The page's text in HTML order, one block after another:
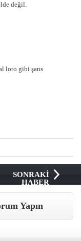
değil.
loto gibi şans
SONRAKİ
HABER
Yapın